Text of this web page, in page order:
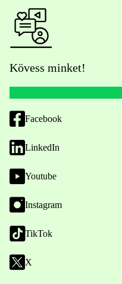
Kövess minket!
Facebook
LinkedIn
Youtube
Instagram
TikTok
X